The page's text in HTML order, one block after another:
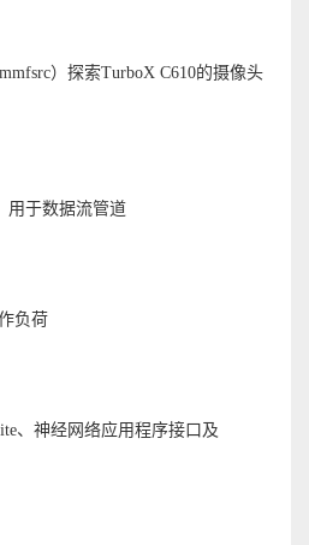
）探索TurboX C610的摄像头
用于数据流管道
负荷
、神经网络应用程序接口及